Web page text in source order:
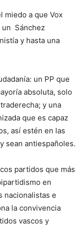
miedo a que Vox
un Sánchez
y hasta una
un PP que
absoluta, solo
y una
que es capaz
así estén en las
sean antiespañoles.
partidos que más
en
nacionalistas e
la convivencia
vascos y